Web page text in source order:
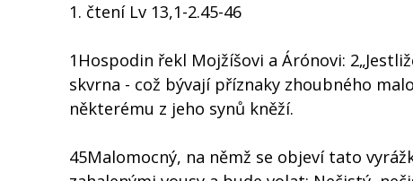
1. čtení Lv 13,1-2.45-46
1Hospodin řekl Mojžíšovi a Árónovi:
skvrna - což bývají příznaky zhoubného
některému z jeho synů kněží.
45Malomocný, na němž se objeví tato